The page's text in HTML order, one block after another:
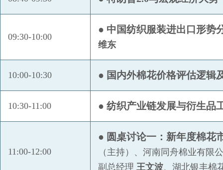
09:30-10:00
● 中国纺织服装进出口形势
维东
10:00-10:30 ● 国内外棉花价格评估逻辑
10:30-11:00 ● 纺织产业链发展与衍生品
11:00-12:00
● 圆桌讨论一：新年度棉花
（主持）、河南同舟棉业有限
副总经理 王文波、湖北银丰棉
厦门漳龙进出口有限公司
新疆天锦纺织科技有限公司
银河期货有限公司
浙江华瑞信息资讯股份有限公司
浙江开宝物产有限责任公司